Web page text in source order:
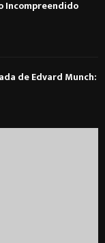
Incompreendido
de Edvard Munch: